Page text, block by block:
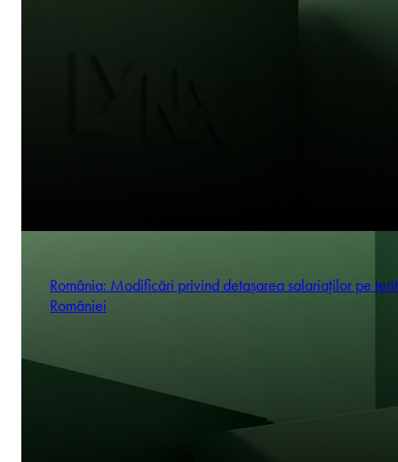
România: Modificări privind detașarea salariaților pe
României